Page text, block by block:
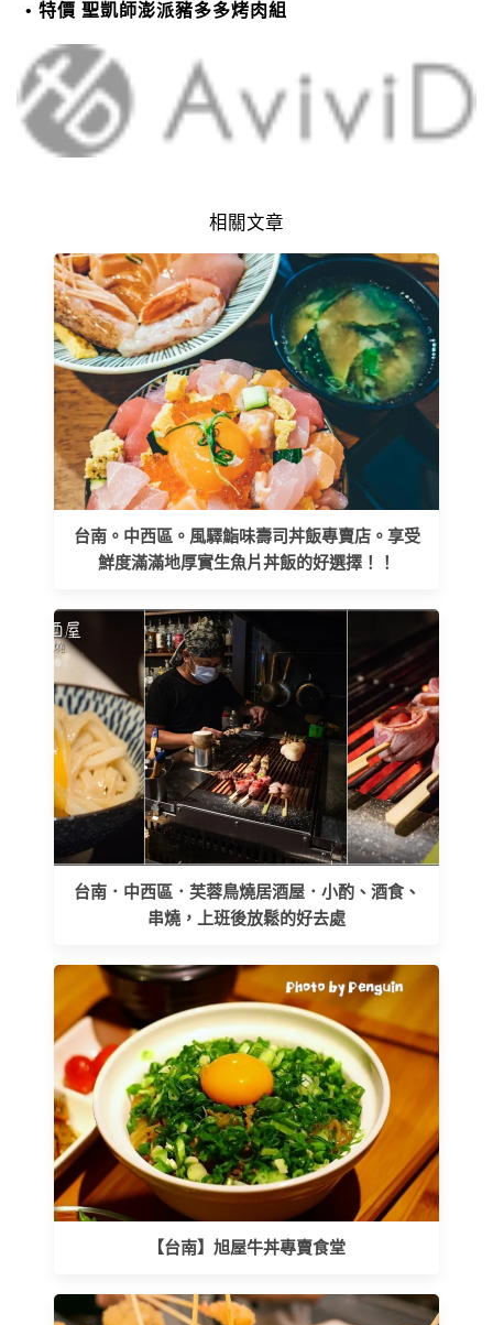
特價 聖凱師澎派豬多多烤肉組
相關文章
台南。中西區。風驛鮨味壽司丼飯專賣店。享受
鮮度滿滿地厚實生魚片丼飯的好選擇！！
台南．中西區．芙蓉鳥燒居酒屋．小酌、酒食、
串燒，上班後放鬆的好去處
【台南】旭屋牛丼專賣食堂